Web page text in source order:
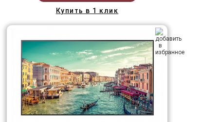
Купить в 1 клик